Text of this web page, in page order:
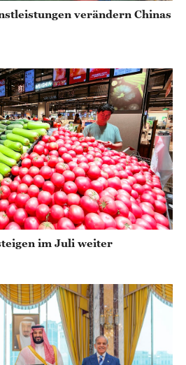
verändern Chinas
im Juli weiter